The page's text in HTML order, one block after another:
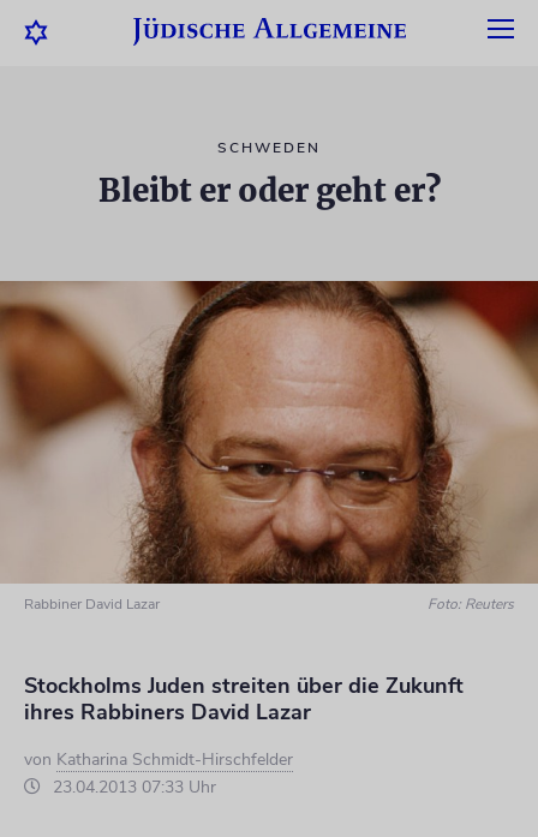
SCHWEDEN
Bleibt er oder geht er?
Rabbiner David Lazar Foto: Reuters
Stockholms Juden streiten über die Zukunft
ihres Rabbiners David Lazar
von Katharina Schmidt-Hirschfelder
23.04.2013 07:33 Uhr